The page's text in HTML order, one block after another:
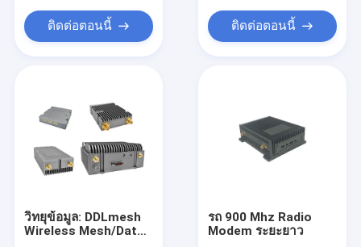
ทัวร์โรงงาน
ติดต่อตอนนี้ ติดต่อตอนนี้
วิทยุข้อมูล: DDLmesh
Wireless Mesh/Data
รถ 900 Mhz Radio
Modem ระยะยาว